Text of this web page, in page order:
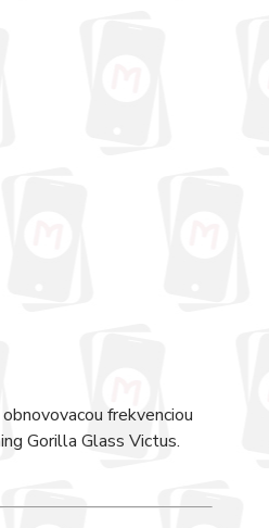
frekvenciou
Gorilla Glass Victus.